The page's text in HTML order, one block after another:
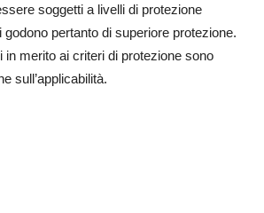
soggetti a livelli di protezione
pertanto di superiore protezione.
in merito ai criteri di protezione sono
sull’applicabilità.